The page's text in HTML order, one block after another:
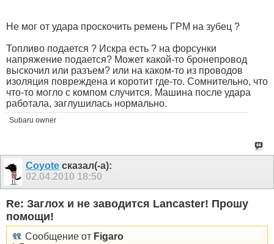
Не мог от удара проскочить ремень ГРМ на зубец ?
Топливо подается ? Искра есть ? на форсунки
напряжение подается? Может какой-то бронепровод
выскочил или разъем? или на каком-то из проводов
изоляция повреждена и коротит где-то. Сомнительно, что
что-то могло с компом случится. Машина после удара
работала, заглушилась нормально.
Subaru owner
Coyote сказал(-а):
02.04.2010 18:50
Re: Заглох и не заводится Lancaster! Прошу
помощи!
Сообщение от Figaro